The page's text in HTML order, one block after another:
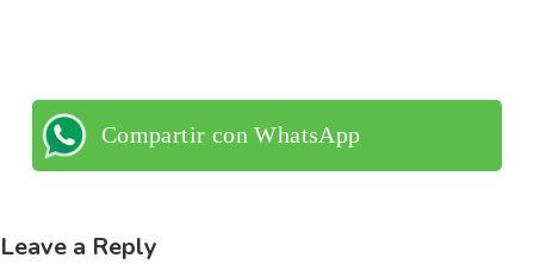
Compartir con WhatsApp
Leave a Reply